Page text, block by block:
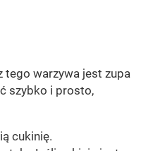
warzywa jest zupa
szybko i prosto,
cukinię.